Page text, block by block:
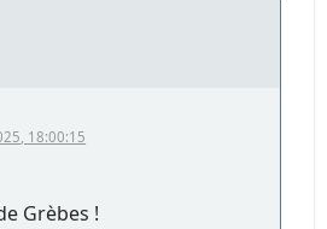
18:00:15
Grèbes !